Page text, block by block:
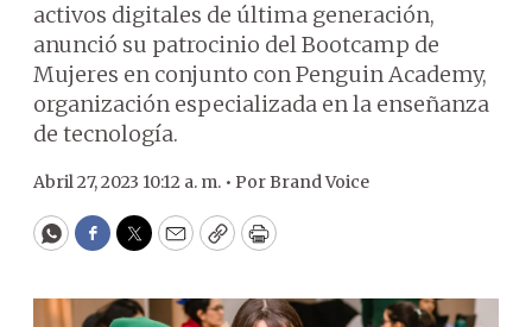
activos digitales de última generación,
anunció su patrocinio del Bootcamp de
Mujeres en conjunto con Penguin Academy,
organización especializada en la enseñanza
de tecnología.
Abril 27, 2023 10:12 a. m. • PorBrand Voice
WhatsApp
Facebook
Twitter
EmailCopyPrint